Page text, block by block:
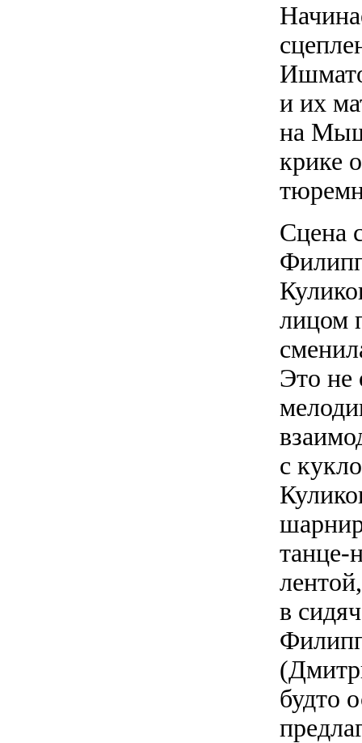
и их
на
крике
Сцена
лицом
Это не
с
танце-
в
будто